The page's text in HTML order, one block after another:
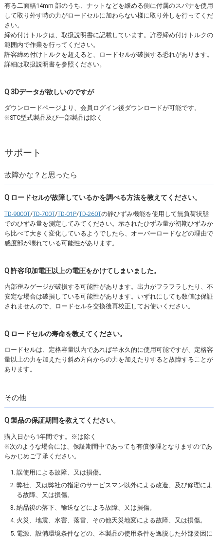
有る二面幅14mm 部のうち、ナットなどを緩める側に付属のスパナを使用
して取り外す時の力がロードセルに加わらない様に取り外しを行ってくだ
さい。
締め付けトルクは、取扱説明書に記載しています。許容締め付けトルクの
範囲内で作業を行ってください。
許容締め付けトルクを超えると、ロードセルが破損する恐れがあります。
詳細は取扱説明書を参照ください。
Q 3Dデータが欲しいのですが
ダウンロードページより、会員ログイン後ダウンロードが可能です。
※STC型式製品及び一部製品は除く
サポート
故障かな？と思ったら
Q ロードセルが故障しているかを調べる方法を教えてください。
TD-9000T/TD-700T/TD-01P/TD-260Tの静ひずみ機能を使用して無負荷状態
でのひずみ量を測定してみてください。示されたひずみ量が初期ひずみか
ら比べて大きく変化しているようでしたら、オーバーロードなどの理由で
感度部が壊れている可能性があります。
Q 許容印加電圧以上の電圧をかけてしまいました。
内部歪みゲージが破損する可能性があります。出力がフラフラしたり、不
安定な場合は破損している可能性があります。いずれにしても数値は保証
されませんので、ロードセルを交換後再校正してお使いください。
Q ロードセルの寿命を教えてください。
ロードセルは、定格容量以内であれば半永久的に使用可能ですが、定格容
量以上の力を加えたり斜め方向からの力を加えたりすると故障することが
あります。
その他
Q 製品の保証期間を教えてください。
購入日から1年間です。※は除く
※次のような場合には、保証期間中であっても有償修理となりますのであ
らかじめご了承ください。
誤使用による故障、又は損傷。
弊社、又は弊社の指定のサービスマン以外による改造、及び修理によ
る故障、又は損傷。
納品後の落下、輸送などによる故障、又は損傷。
火災、地震、水害、落雷、その他天災地変による故障、又は損傷。
電源、設備環境条件などの、本製品の使用条件を逸脱した外部要因に